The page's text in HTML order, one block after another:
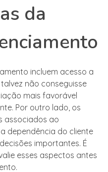
da
incluem acesso a
não conseguisse
mais favorável
Por outro lado, os
associados ao
dependência do cliente
importantes. É
esses aspectos antes